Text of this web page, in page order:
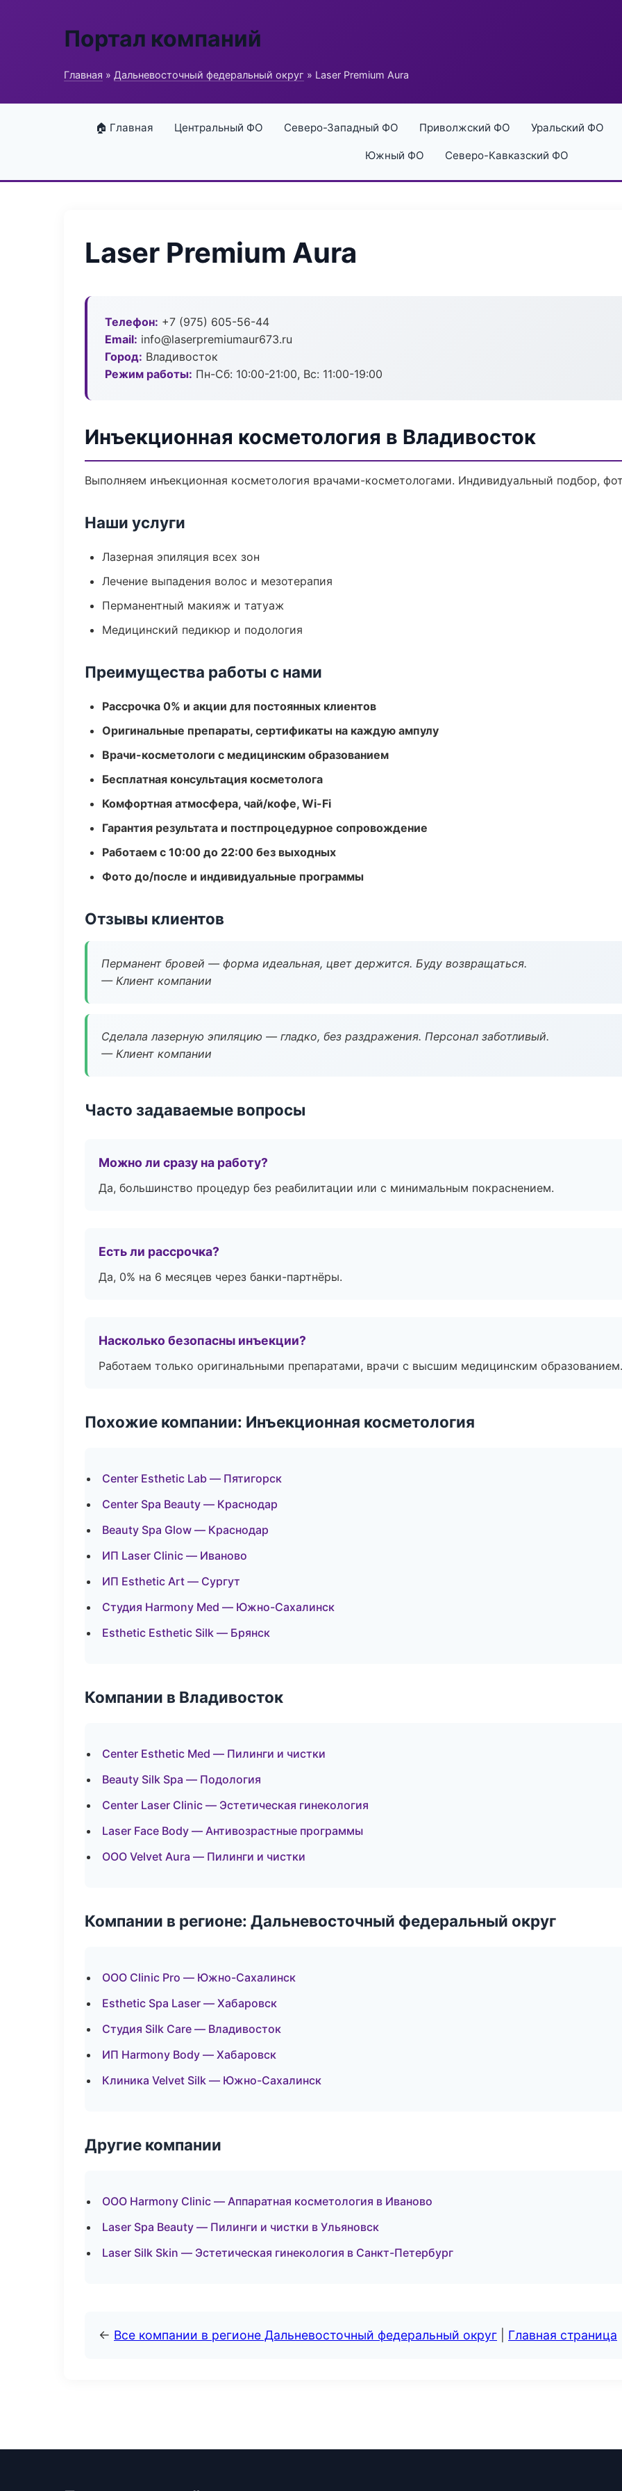
Портал компаний
Главная » Дальневосточный федеральный округ » Laser Premium Aura
🏠 Главная Центральный ФО Северо-Западный ФО Приволжский ФО Уральский ФО
Южный ФО Северо-Кавказский ФО
Laser Premium Aura
Телефон: +7 (975) 605-56-44
Email: info@laserpremiumaur673.ru
Город: Владивосток
Режим работы: Пн-Сб: 10:00-21:00, Вс: 11:00-19:00
Инъекционная косметология в Владивосток
Выполняем инъекционная косметология врачами-косметологами. Индивидуальный подбор,
Наши услуги
Лазерная эпиляция всех зон
Лечение выпадения волос и мезотерапия
Перманентный макияж и татуаж
Медицинский педикюр и подология
Преимущества работы с нами
Рассрочка 0% и акции для постоянных клиентов
Оригинальные препараты, сертификаты на каждую ампулу
Врачи-косметологи с медицинским образованием
Бесплатная консультация косметолога
Комфортная атмосфера, чай/кофе, Wi-Fi
Гарантия результата и постпроцедурное сопровождение
Работаем с 10:00 до 22:00 без выходных
Фото до/после и индивидуальные программы
Отзывы клиентов
Перманент бровей — форма идеальная, цвет держится. Буду возвращаться.
— Клиент компании
Сделала лазерную эпиляцию — гладко, без раздражения. Персонал заботливый.
— Клиент компании
Часто задаваемые вопросы
Можно ли сразу на работу?
Да, большинство процедур без реабилитации или с минимальным покраснением.
Есть ли рассрочка?
Да, 0% на 6 месяцев через банки-партнёры.
Насколько безопасны инъекции?
Работаем только оригинальными препаратами, врачи с высшим медицинским образованием.
Похожие компании: Инъекционная косметология
Center Esthetic Lab — Пятигорск
Center Spa Beauty — Краснодар
Beauty Spa Glow — Краснодар
ИП Laser Clinic — Иваново
ИП Esthetic Art — Сургут
Студия Harmony Med — Южно-Сахалинск
Esthetic Esthetic Silk — Брянск
Компании в Владивосток
Center Esthetic Med — Пилинги и чистки
Beauty Silk Spa — Подология
Center Laser Clinic — Эстетическая гинекология
Laser Face Body — Антивозрастные программы
ООО Velvet Aura — Пилинги и чистки
Компании в регионе: Дальневосточный федеральный округ
ООО Clinic Pro — Южно-Сахалинск
Esthetic Spa Laser — Хабаровск
Студия Silk Care — Владивосток
ИП Harmony Body — Хабаровск
Клиника Velvet Silk — Южно-Сахалинск
Другие компании
ООО Harmony Clinic — Аппаратная косметология в Иваново
Laser Spa Beauty — Пилинги и чистки в Ульяновск
Laser Silk Skin — Эстетическая гинекология в Санкт-Петербург
← Все компании в регионе Дальневосточный федеральный округ Главная страница